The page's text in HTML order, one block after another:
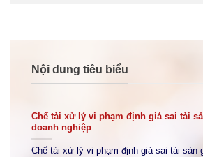
Nội dung tiêu biểu
Chế tài xử lý vi phạm định giá sai tài
doanh nghiệp
Chế tài xử lý vi phạm định giá sai tài sản